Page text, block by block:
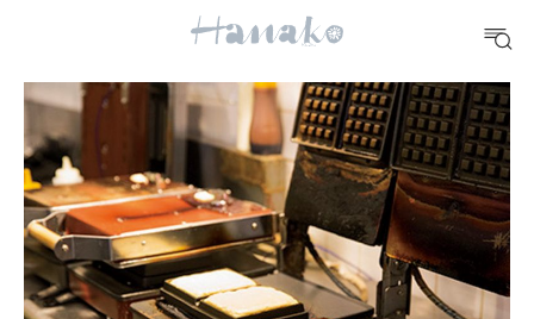
10 CATEGORIES
FOOD
おいしい
TRAVEL
どこ行く？